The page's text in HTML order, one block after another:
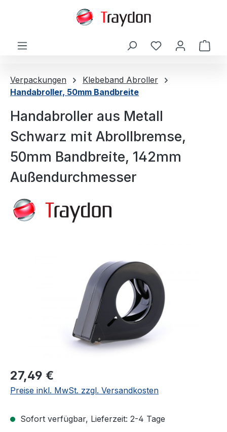
Verpackungen
Klebeband Abroller
Handabroller, 50mm Bandbreite
Handabroller aus Metall
Schwarz mit Abrollbremse,
50mm Bandbreite, 142mm
Außendurchmesser
27,49 €
Preise inkl. MwSt. zzgl. Versandkosten
Sofort verfügbar, Lieferzeit: 2-4 Tage